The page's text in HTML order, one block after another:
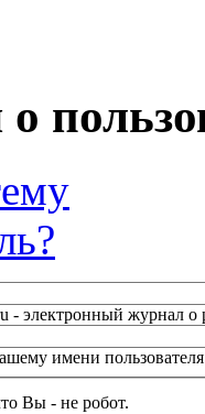
- электронный журнал
имени
Вы - не робот.